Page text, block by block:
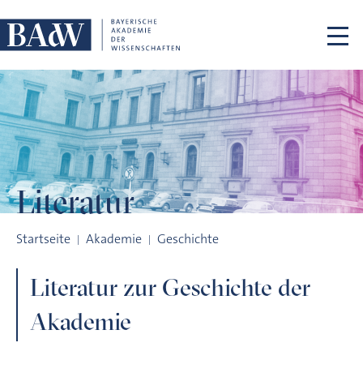
Literatur
Startseite Akademie Geschichte
Literatur zur Geschichte der
Akademie